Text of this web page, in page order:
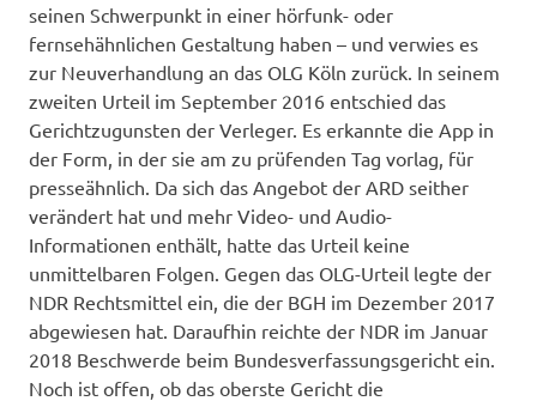
seinen Schwerpunkt in einer hörfunk- oder
fernsehähnlichen Gestaltung haben – und verwies es
zur Neuverhandlung an das OLG Köln zurück. In seinem
zweiten Urteil im September 2016 entschied das
Gerichtzugunsten der Verleger. Es erkannte die App in
der Form, in der sie am zu prüfenden Tag vorlag, für
presseähnlich. Da sich das Angebot der ARD seither
verändert hat und mehr Video- und Audio-
Informationen enthält, hatte das Urteil keine
unmittelbaren Folgen. Gegen das OLG-Urteil legte der
NDR Rechtsmittel ein, die der BGH im Dezember 2017
abgewiesen hat. Daraufhin reichte der NDR im Januar
2018 Beschwerde beim Bundesverfassungsgericht ein.
Noch ist offen, ob das oberste Gericht die